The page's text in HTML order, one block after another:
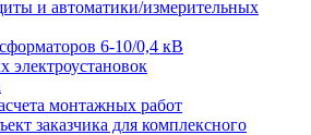
и автоматики/измерительных
6-10/0,4 кВ
электроустановок
монтажных работ
заказчика для комплексного